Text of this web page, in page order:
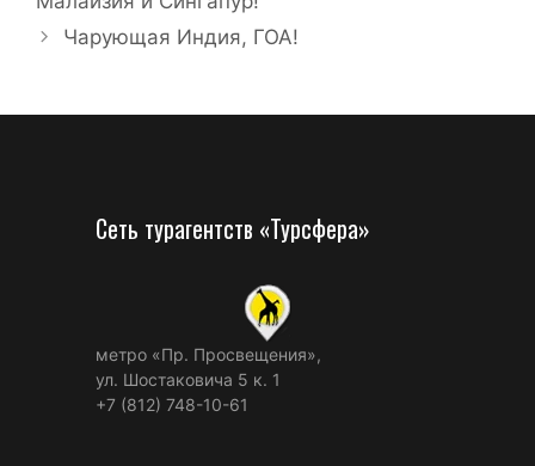
Чарующая Индия, ГОА!
Сеть турагентств «Турсфера»
метро «Пр. Просвещения»,
ул. Шостаковича 5 к. 1
+7 (812) 748-10-61